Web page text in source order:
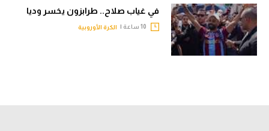
في غياب صلاح.. طرابزون يخسر وديا
الكرة الأوروبية